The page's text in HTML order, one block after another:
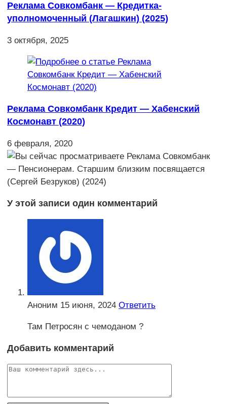
Реклама Совкомбанк — Кредитка-
уполномоченный (Лагашкин) (2025)
3 октября, 2025
Реклама Совкомбанк Кредит — Хабенский
Космонавт (2020)
6 февраля, 2020
У этой записи один комментарий
Аноним 15 июня, 2024 Ответить
Там Петросян с чемоданом ?
Добавить комментарий
Комментарий